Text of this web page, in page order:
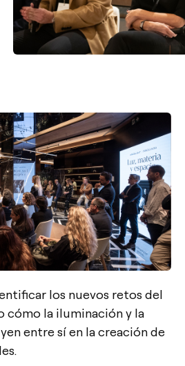
los nuevos retos del
cómo la iluminación y la
entre sí en la creación de